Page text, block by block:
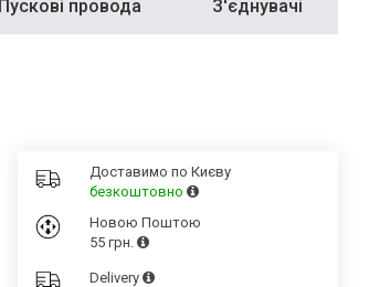
Пускові провода З'єднувачі
Доставимо по Києву
безкоштовно
Новою Поштою
55 грн.
Delivery